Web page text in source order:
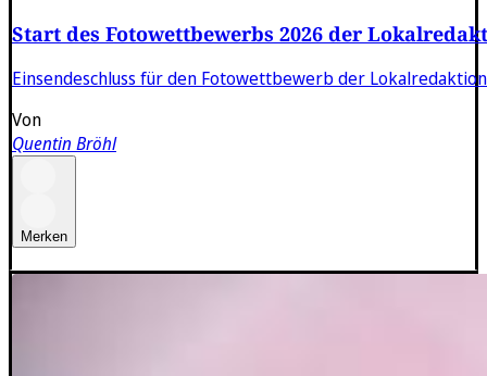
Start des Fotowettbewerbs 2026 der
Einsendeschluss für den Fotowettbewerb der
Von
Quentin Bröhl
Merken